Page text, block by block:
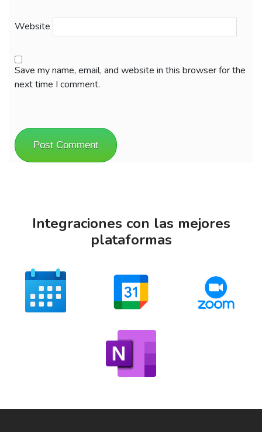
Website
Save my name, email, and website in this browser for the
next time I comment.
Integraciones con las mejores
plataformas